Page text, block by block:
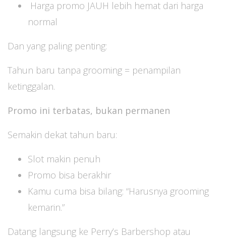
Harga promo JAUH lebih hemat dari harga
normal
Dan yang paling penting:
Tahun baru tanpa grooming = penampilan
ketinggalan.
Promo ini terbatas, bukan permanen
Semakin dekat tahun baru:
Slot makin penuh
Promo bisa berakhir
Kamu cuma bisa bilang: “Harusnya grooming
kemarin.”
Datang langsung ke Perry’s Barbershop atau